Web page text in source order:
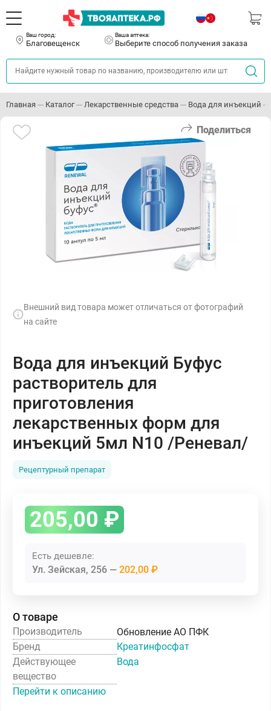
Ваш город:
Благовещенск
Ваша аптека:
Выберите способ получения заказа
Главная Каталог Лекарственные средства Вода для инъекций
Поделиться
Внешний вид товара может отличаться от фотографий
на сайте
Вода для инъекций Буфус
растворитель для
приготовления
лекарственных форм для
инъекций 5мл N10 /Реневал/
Рецептурный препарат
205,00 ₽
Есть дешевле:
Ул. Зейская, 256 202,00 ₽
О товаре
Производитель
Обновление АО ПФК
Бренд
Креатинфосфат
Действующее
вещество
Вода
Перейти к описанию